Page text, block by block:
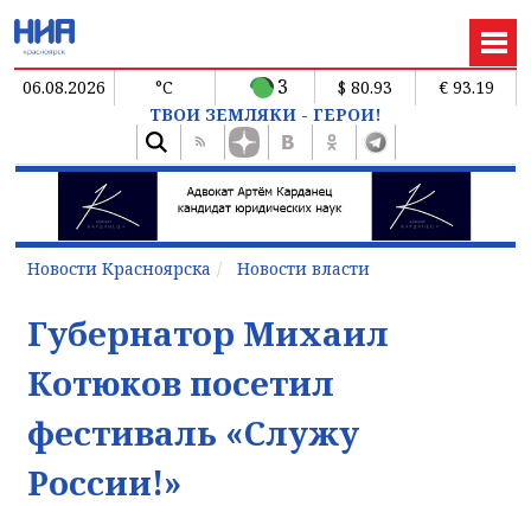
06.08.2026 °C 3 $ 80.93
€ 93.19
ТВОИ ЗЕМЛЯКИ - ГЕРОИ!
Новости Красноярска Новости власти
Губернатор Михаил
Котюков посетил
фестиваль «Служу
России!»